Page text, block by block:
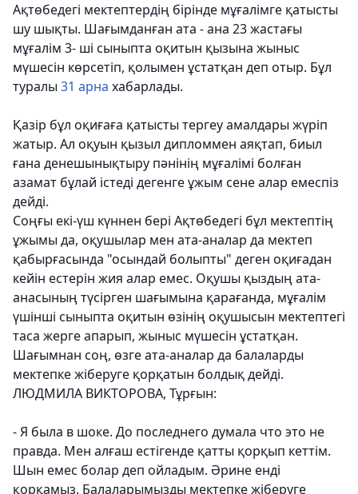
Ақтөбедегі мектептердің бірінде мұғалімге қатысты
шу шықты. Шағымданған ата - ана 23 жастағы
мұғалім 3- ші сыныпта оқитын қызына жыныс
мүшесін көрсетіп, қолымен ұстатқан деп отыр. Бұл
туралы 31 арна хабарлады.
Қазір бұл оқиғаға қатысты тергеу амалдары жүріп
жатыр. Ал оқуын қызыл дипломмен аяқтап, биыл
ғана денешынықтыру пәнінің мұғалімі болған
азамат бұлай істеді дегенге ұжым сене алар емеспіз
дейді.
Соңғы екі-үш күннен бері Ақтөбедегі бұл мектептің
ұжымы да, оқушылар мен ата-аналар да мектеп
қабырғасында "осындай болыпты" деген оқиғадан
кейін естерін жия алар емес. Оқушы қыздың ата-
анасының түсірген шағымына қарағанда, мұғалім
үшінші сыныпта оқитын өзінің оқушысын мектептегі
таса жерге апарып, жыныс мүшесін ұстатқан.
Шағымнан соң, өзге ата-аналар да балаларды
мектепке жіберуге қорқатын болдық дейді.
ЛЮДМИЛА ВИКТОРОВА, Тұрғын:
- Я была в шоке. До последнего думала что это не
правда. Мен алғаш естігенде қатты қорқып кеттім.
Шын емес болар деп ойладым. Әрине енді
қорқамыз. Балаларымызды мектепке жіберуге